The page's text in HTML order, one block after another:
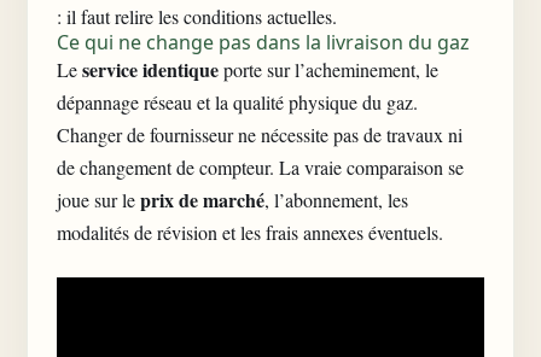
: il faut relire les conditions actuelles.
Ce qui ne change pas dans la livraison du gaz
Leservice identiqueporte sur l’acheminement, le
dépannage réseau et la qualité physique du gaz.
Changer de fournisseur ne nécessite pas de travaux ni
de changement de compteur. La vraie comparaison se
joue sur leprix de marché, l’abonnement, les
modalités de révision et les frais annexes éventuels.